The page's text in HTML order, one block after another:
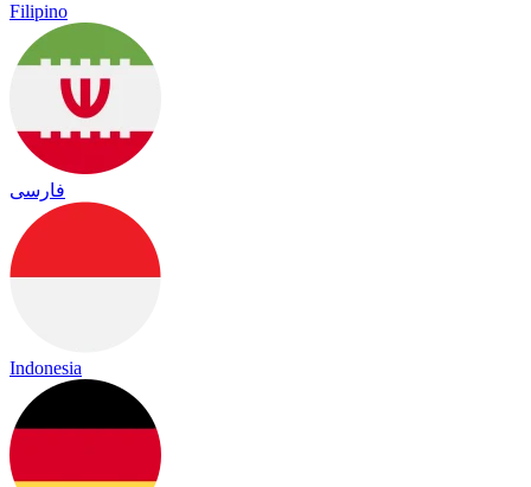
Filipino
فارسی
Indonesia